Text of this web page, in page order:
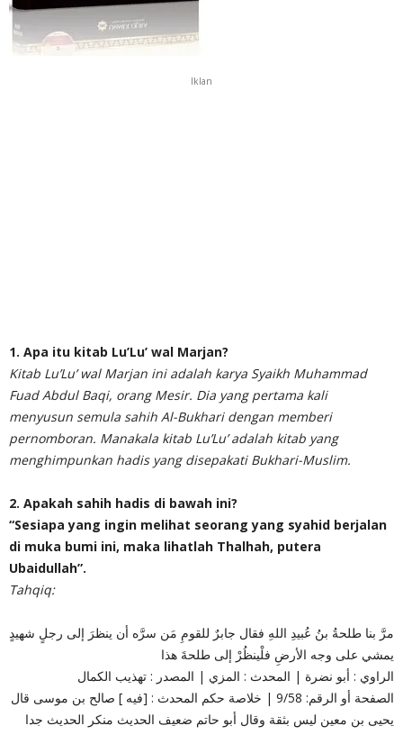
Iklan
1. Apa itu kitab Lu’Lu’ wal Marjan?
Kitab Lu’Lu’ wal Marjan ini adalah karya Syaikh Muhammad
Fuad Abdul Baqi, orang Mesir. Dia yang pertama kali
menyusun semula sahih Al-Bukhari dengan memberi
pernomboran. Manakala kitab Lu’Lu’ adalah kitab yang
menghimpunkan hadis yang disepakati Bukhari-Muslim.
2. Apakah sahih hadis di bawah ini?
“Sesiapa yang ingin melihat seorang yang syahid berjalan
di muka bumi ini, maka lihatlah Thalhah, putera
Ubaidullah”.
Tahqiq:
مرَّ بنا طلحةُ بنُ عُبيدِ اللهِ فقال جابرٌ للقومِ مَن سرَّه أن ينظرَ إلى رجلٍ شهيدٍ
يمشي على وجه الأرضِ فلْينظُرْ إلى طلحةَ هذا
الراوي : أبو نضرة | المحدث : المزي | المصدر : تهذيب الكمال
الصفحة أو الرقم: 9/58 | خلاصة حكم المحدث : [فيه ] صالح بن موسى قال
يحيى بن معين ليس بثقة وقال أبو حاتم ضعيف الحديث منكر الحديث جدا